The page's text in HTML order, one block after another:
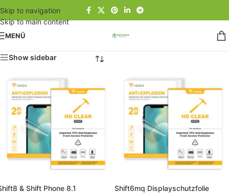
Skip to navigation
Skip to main content
MENÜ
Show sidebar
& Shift Phone 8.1
Shift6mq Displayschutzfolie